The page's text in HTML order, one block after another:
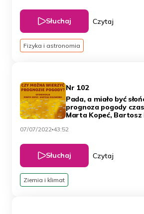
Słuchaj Czytaj
Fizyka i astronomia
Nr 102
Pada, a miało być
prognoza pogody
Marta Kopeć, Bartosz
07/07/2022 43:52
Słuchaj Czytaj
Ziemia i klimat